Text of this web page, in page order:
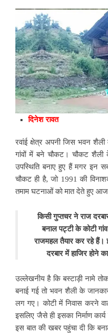
दिनेश रावत
रवांई क्षेत्र अपनी जिस भवन शैली
गांवों में बने चौकट। चौकट शैली
उपस्थिति बनाए हुए हैं मगर इन
चौकट ही है, जो 1991 की
तमाम घटनाओं को मात देते हुए
किसी गुप्तचर ने राज
बनाल पट्टी के कोटी
राजमहल तैयार कर रहे हैं।
दरबार में हाजिर होने
उल्लेखनीय है कि बस्टाड़ी नामे
बनाई गई तो भवन शैली के
लग गए। कोटी में निवास करने
इसलिए जैसे ही इसका निर्माण
इस बात की खबर पहुंचा दी कि